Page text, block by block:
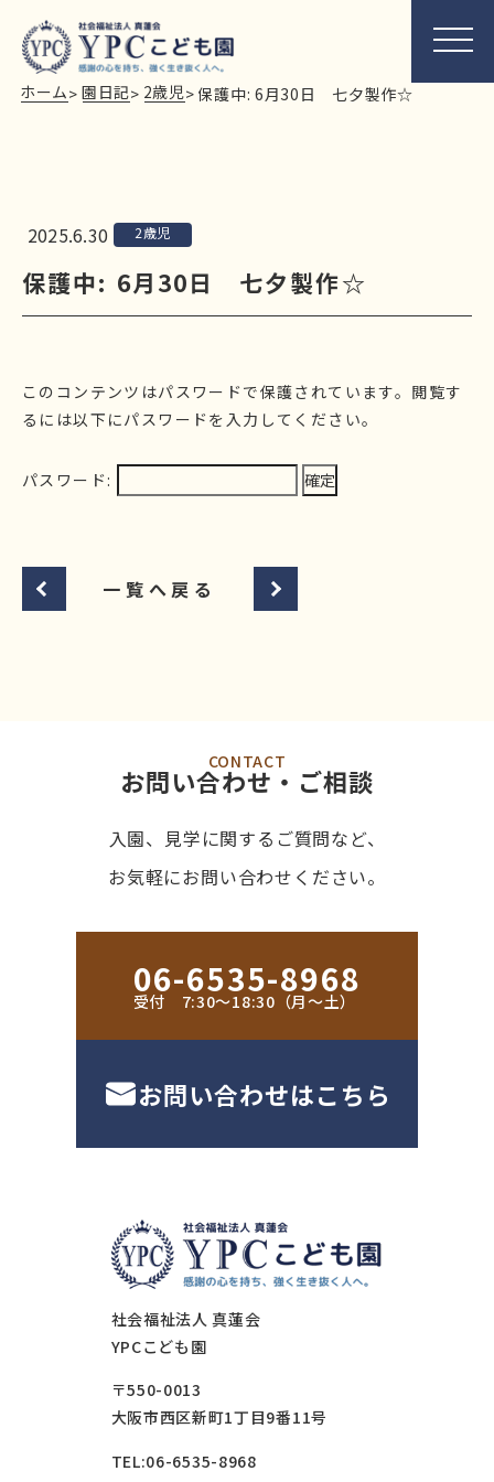
ホーム> 園日記> 2歳児> 保護中: 6月30日 七夕製作☆
2025.6.30 2歳児
保護中: 6月30日 七夕製作☆
このコンテンツはパスワードで保護されています。閲覧す
るには以下にパスワードを入力してください。
パスワード:
一覧へ戻る
CONTACT
お問い合わせ・ご相談
入園、見学に関するご質問など、
お気軽にお問い合わせください。
06-6535-8968
受付 7:30〜18:30（月〜土）
お問い合わせはこちら
社会福祉法人 真蓮会
YPCこども園
〒550-0013
大阪市西区新町1丁目9番11号
TEL:06-6535-8968